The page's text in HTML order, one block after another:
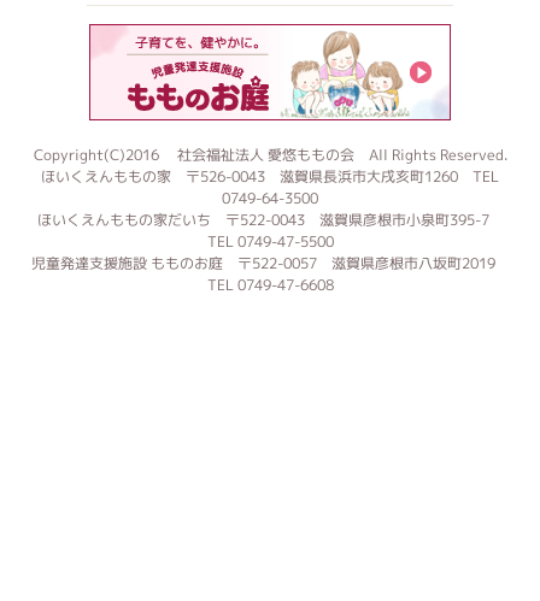
Copyright(C)2016 社会福祉法人 愛悠ももの会 All Rights Reserved.
ほいくえんももの家 〒526-0043 滋賀県長浜市大戌亥町1260 TEL
0749-64-3500
ほいくえんももの家だいち 〒522-0043 滋賀県彦根市小泉町395-7
TEL 0749-47-5500
児童発達支援施設 もものお庭 〒522-0057 滋賀県彦根市八坂町2019
TEL 0749-47-6608